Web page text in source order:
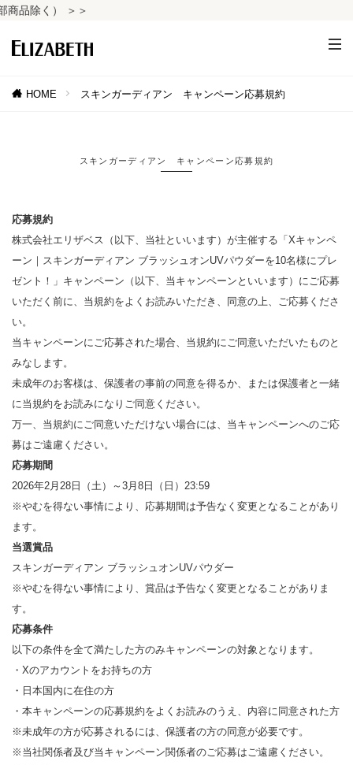
除く） ＞＞
HOME スキンガーディアン キャンペーン応募規約
スキンガーディアン キャンペーン応募規約
応募規約
株式会社エリザベス（以下、当社といいます）が主催する「Xキャンペ
ーン｜スキンガーディアン ブラッシュオンUVパウダーを10名様にプレ
ゼント！」キャンペーン（以下、当キャンペーンといいます）にご応募
いただく前に、当規約をよくお読みいただき、同意の上、ご応募くださ
い。
当キャンペーンにご応募された場合、当規約にご同意いただいたものと
みなします。
未成年のお客様は、保護者の事前の同意を得るか、または保護者と一緒
に当規約をお読みになりご同意ください。
万一、当規約にご同意いただけない場合には、当キャンペーンへのご応
募はご遠慮ください。
応募期間
2026年2月28日（土）～3月8日（日）23:59
※やむを得ない事情により、応募期間は予告なく変更となることがあり
ます。
当選賞品
スキンガーディアン ブラッシュオンUVパウダー
※やむを得ない事情により、賞品は予告なく変更となることがありま
す。
応募条件
以下の条件を全て満たした方のみキャンペーンの対象となります。
・Xのアカウントをお持ちの方
・日本国内に在住の方
・本キャンペーンの応募規約をよくお読みのうえ、内容に同意された方
※未成年の方が応募されるには、保護者の方の同意が必要です。
※当社関係者及び当キャンペーン関係者のご応募はご遠慮ください。